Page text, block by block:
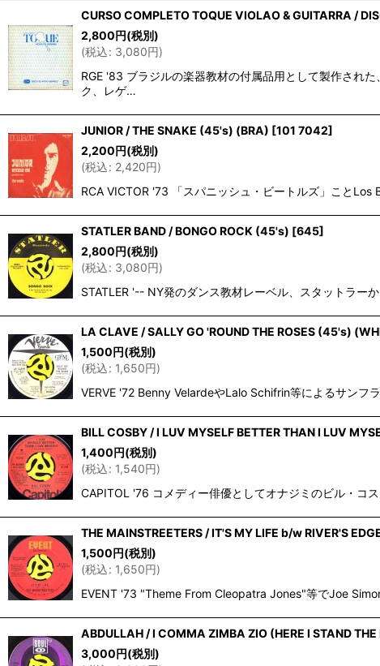
CURSO COMPLETO TOQUE VIOLAO & GUITARRA /
2,800円(税別)
(税込: 3,080円)
RGE '83 ブラジルの楽器教材の付属品用として製作され
ク、レゲ…
JUNIOR / THE SNAKE (45's) (BRA) [101 7042]
2,200円(税別)
(税込: 2,420円)
RCA VICTOR '73 「スパニッシュ・ビートルズ」こと
STATLER BAND / BONGO ROCK (45's) [645]
2,800円(税別)
(税込: 3,080円)
STATLER '-- NY発のダンス教材レーベル、スタットラ
LA CLAVE / SALLY GO 'ROUND THE ROSES (45's)
1,500円(税別)
(税込: 1,650円)
VERVE '72 Benny VelardeやLalo Schifrin等によるサン
BILL COSBY / I LUV MYSELF BETTER THAN I LUV
1,400円(税別)
(税込: 1,540円)
CAPITOL '76 コメディー俳優としてオナジミのビル・
THE MAINSTREETERS / IT'S MY LIFE b/w RIVER'S
1,500円(税別)
(税込: 1,650円)
EVENT '73 "Theme From Cleopatra Jones"等でJoe
ABDULLAH / I COMMA ZIMBA ZIO (HERE I STAND
3,000円(税別)